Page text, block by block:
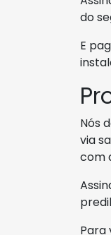
do
E
Nós
via
com
Para